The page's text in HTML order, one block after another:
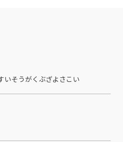
いそうがくぶざよさこい